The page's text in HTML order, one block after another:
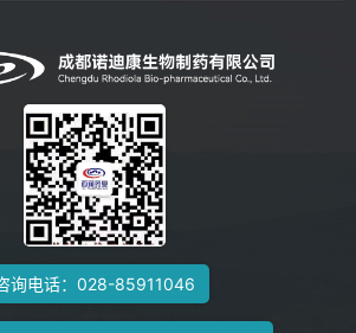
询电话： 028-85911046